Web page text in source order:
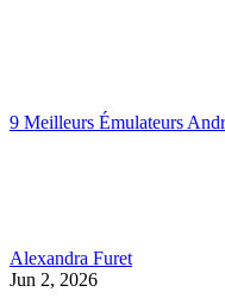
9 Meilleurs Émulateurs
Alexandra Furet
Jun 2, 2026